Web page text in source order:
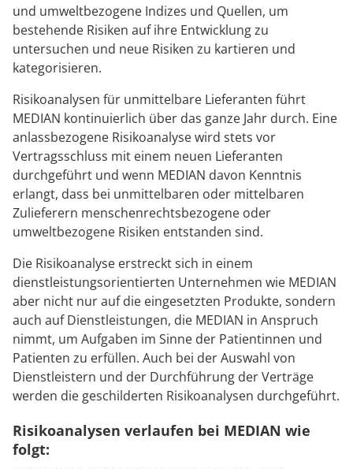
und umweltbezogene Indizes und Quellen, um
bestehende Risiken auf ihre Entwicklung zu
untersuchen und neue Risiken zu kartieren und
kategorisieren.
Risikoanalysen für unmittelbare Lieferanten führt
MEDIAN kontinuierlich über das ganze Jahr durch. Eine
anlassbezogene Risikoanalyse wird stets vor
Vertragsschluss mit einem neuen Lieferanten
durchgeführt und wenn MEDIAN davon Kenntnis
erlangt, dass bei unmittelbaren oder mittelbaren
Zulieferern menschenrechtsbezogene oder
umweltbezogene Risiken entstanden sind.
Die Risikoanalyse erstreckt sich in einem
dienstleistungsorientierten Unternehmen wie MEDIAN
aber nicht nur auf die eingesetzten Produkte, sondern
auch auf Dienstleistungen, die MEDIAN in Anspruch
nimmt, um Aufgaben im Sinne der Patientinnen und
Patienten zu erfüllen. Auch bei der Auswahl von
Dienstleistern und der Durchführung der Verträge
werden die geschilderten Risikoanalysen durchgeführt.
Risikoanalysen verlaufen bei MEDIAN wie
folgt: